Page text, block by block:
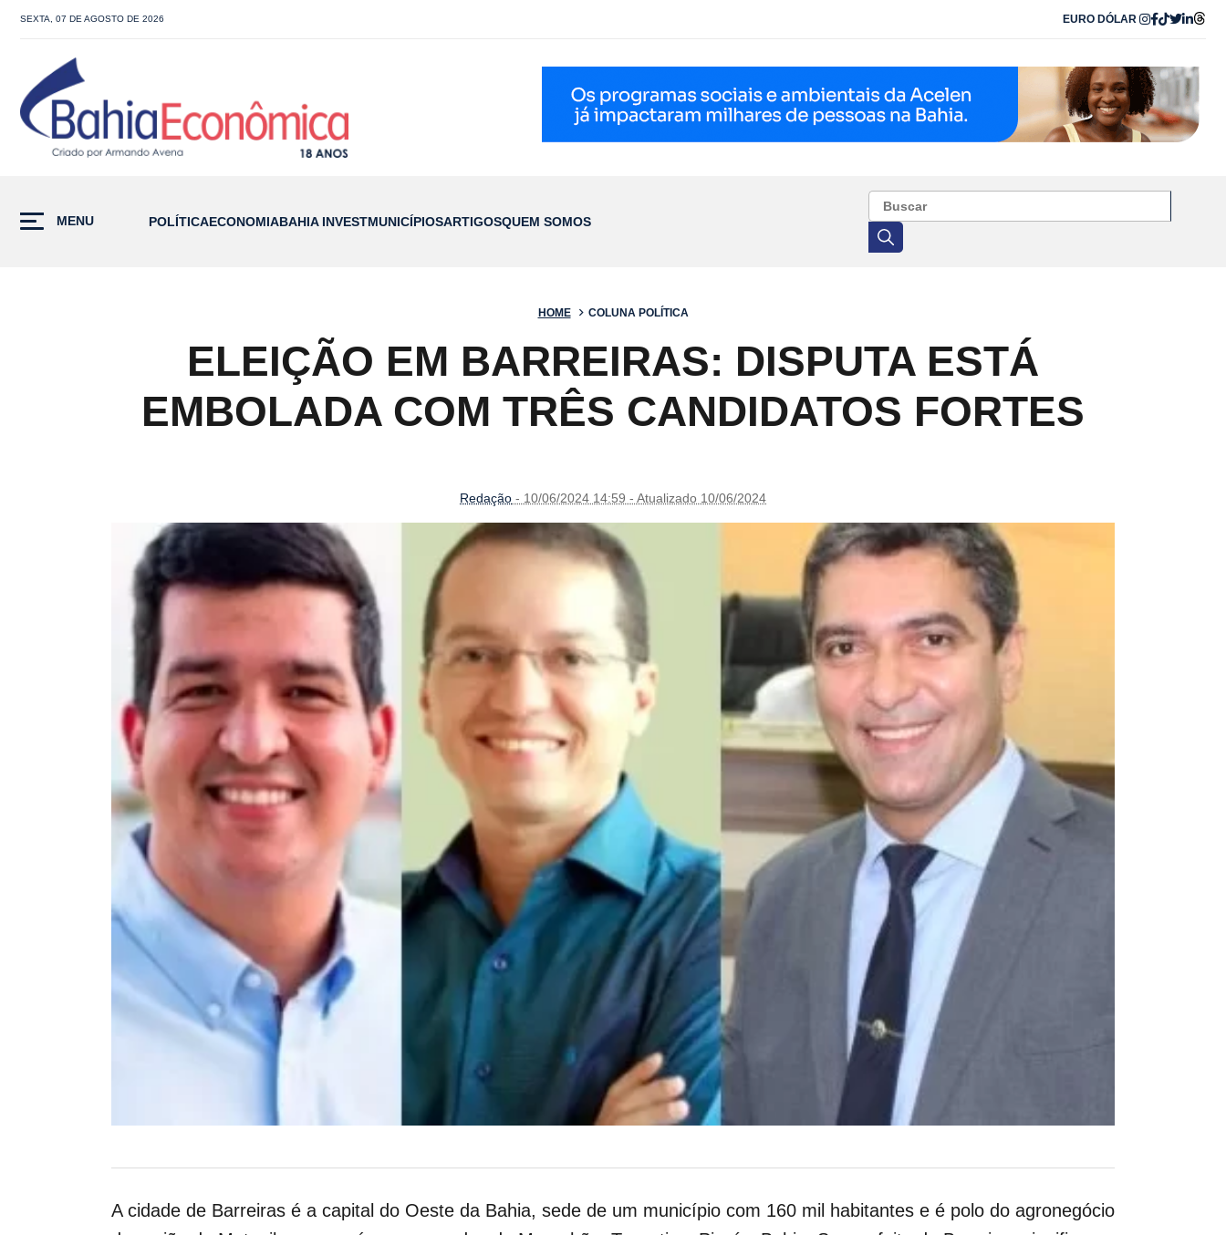
SEXTA, 07 DE AGOSTO DE 2026 EURO DÓLAR
MENU POLÍTICAECONOMIABAHIA INVESTMUNICÍPIOSARTIGOSQUEM SOMOS
HOME COLUNA POLÍTICA
ELEIÇÃO EM BARREIRAS: DISPUTA ESTÁ
EMBOLADA COM TRÊS CANDIDATOS FORTES
Redação - 10/06/2024 14:59 - Atualizado 10/06/2024
A cidade de Barreiras é a capital do Oeste da Bahia, sede de um município com 160 mil habitantes e é polo do agronegócio